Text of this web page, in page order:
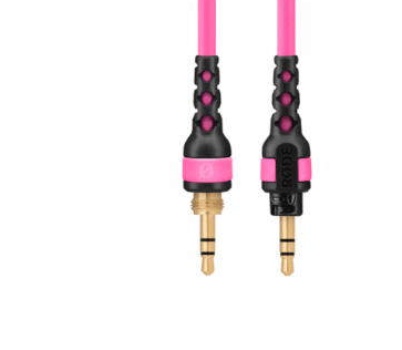
Ei varastossa. (Toimitus 7-9 pv)
20 kpl varastossa.